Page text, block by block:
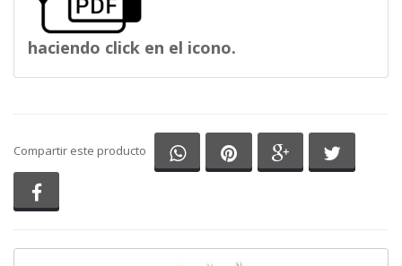
haciendo click en el icono.
Compartir este producto Compartir en Whatsapp
Compartir en Pinterest
Compartir en